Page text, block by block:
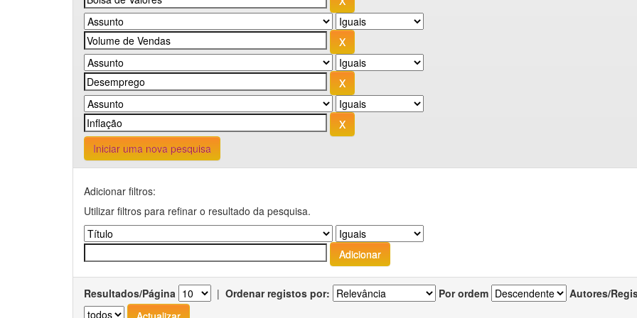
Iniciar uma nova pesquisa
Adicionar filtros:
Utilizar filtros para refinar o resultado da pesquisa.
Resultados/Página | Ordenar registos por: Por ordem Autores/